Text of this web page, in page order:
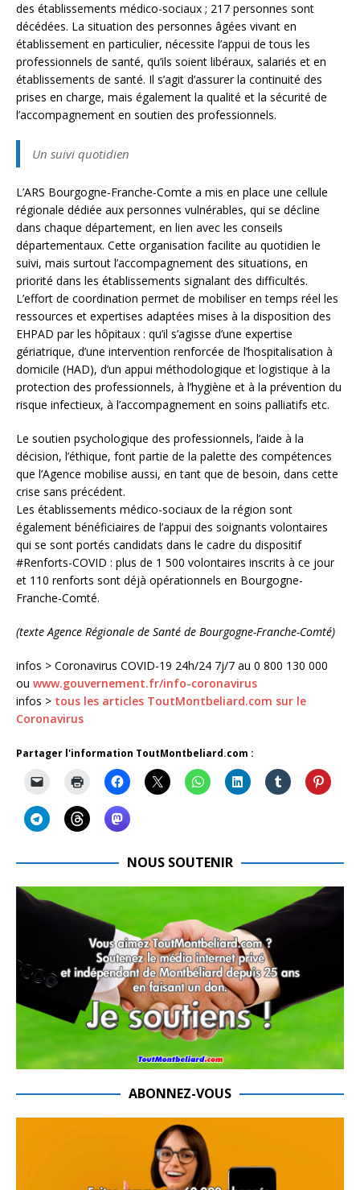
des établissements médico-sociaux ; 217 personnes sont
décédées. La situation des personnes âgées vivant en
établissement en particulier, nécessite l’appui de tous les
professionnels de santé, qu’ils soient libéraux, salariés et en
établissements de santé. Il s’agit d’assurer la continuité des
prises en charge, mais également la qualité et la sécurité de
l’accompagnement en soutien des professionnels.
Un suivi quotidien
L’ARS Bourgogne-Franche-Comte a mis en place une cellule
régionale dédiée aux personnes vulnérables, qui se décline
dans chaque département, en lien avec les conseils
départementaux. Cette organisation facilite au quotidien le
suivi, mais surtout l’accompagnement des situations, en
priorité dans les établissements signalant des difficultés.
L’effort de coordination permet de mobiliser en temps réel les
ressources et expertises adaptées mises à la disposition des
EHPAD par les hôpitaux : qu’il s’agisse d’une expertise
gériatrique, d’une intervention renforcée de l’hospitalisation à
domicile (HAD), d’un appui méthodologique et logistique à la
protection des professionnels, à l’hygiène et à la prévention du
risque infectieux, à l’accompagnement en soins palliatifs etc.
Le soutien psychologique des professionnels, l’aide à la
décision, l’éthique, font partie de la palette des compétences
que l’Agence mobilise aussi, en tant que de besoin, dans cette
crise sans précédent.
Les établissements médico-sociaux de la région sont
également bénéficiaires de l’appui des soignants volontaires
qui se sont portés candidats dans le cadre du dispositif
#Renforts-COVID : plus de 1 500 volontaires inscrits à ce jour
et 110 renforts sont déjà opérationnels en Bourgogne-
Franche-Comté.
(texte Agence Régionale de Santé de Bourgogne-Franche-Comté)
infos > Coronavirus COVID-19 24h/24 7j/7 au 0 800 130 000
ou www.gouvernement.fr/info-coronavirus
infos > tous les articles ToutMontbeliard.com sur le
Coronavirus
Partager l'information ToutMontbeliard.com :
NOUS SOUTENIR
ABONNEZ-VOUS